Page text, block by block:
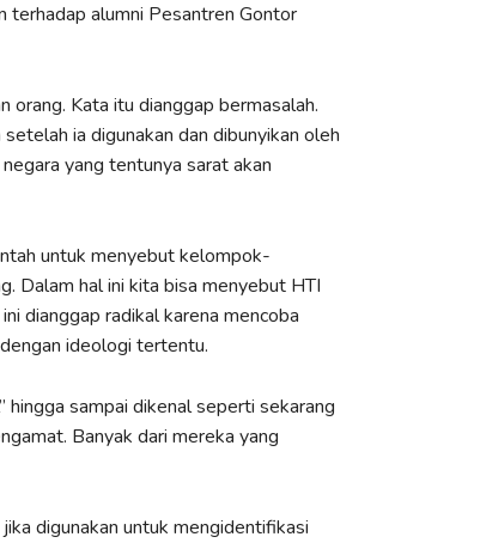
terhadap alumni Pesantren Gontor
orang. Kata itu dianggap bermasalah.
ia digunakan dan dibunyikan oleh
yang tentunya sarat akan
untuk menyebut kelompok-
Dalam hal ini kita bisa menyebut HTI
dianggap radikal karena mencoba
ideologi tertentu.
sampai dikenal seperti sekarang
Banyak dari mereka yang
digunakan untuk mengidentifikasi